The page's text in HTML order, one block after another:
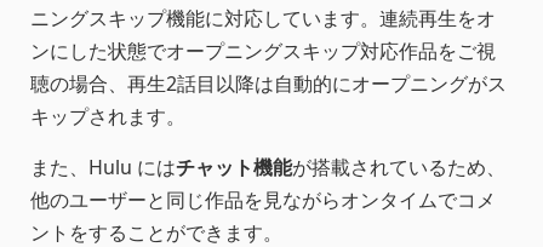
ニングスキップ機能に対応しています。連続再生をオ
ンにした状態でオープニングスキップ対応作品をご視
聴の場合、再生2話目以降は自動的にオープニングがス
キップされます。
また、Hulu にはチャット機能が搭載されているため、
他のユーザーと同じ作品を見ながらオンタイムでコメ
ントをすることができます。